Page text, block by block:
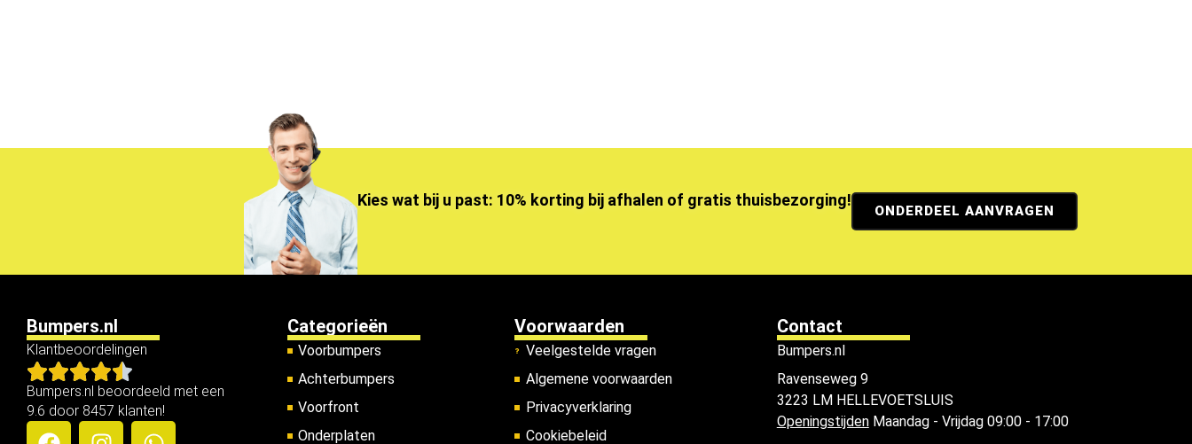
Kies wat bij u past: 10% korting bij afhalen of gratis thuisbezorging!
ONDERDEEL AANVRAGEN
Bumpers.nl
Klantbeoordelingen
Bumpers.nl beoordeeld met een
9.6 door 8457 klanten!
Categorieën
Voorbumpers
Achterbumpers
Voorfront
Onderplaten
Voorwaarden
Veelgestelde vragen
Algemene voorwaarden
Privacyverklaring
Cookiebeleid
Contact
Bumpers.nl
Ravenseweg 9
3223 LM HELLEVOETSLUIS
OpeningstijdenMaandag - Vrijdag 09:00 - 17:00